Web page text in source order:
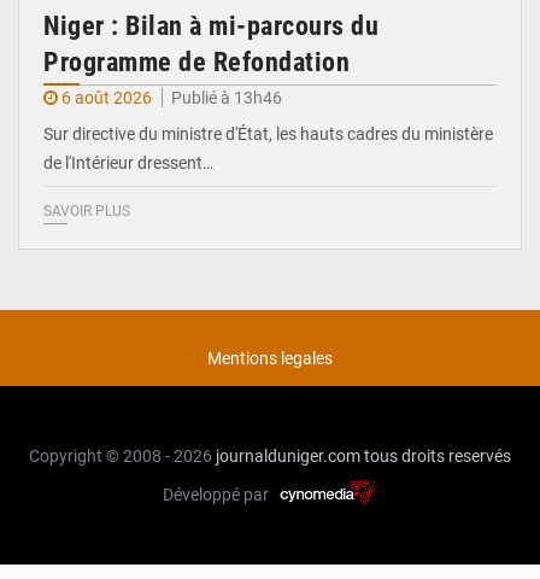
Niger : Bilan à mi-parcours du
Programme de Refondation
6 août 2026
Publié à 13h46
Sur directive du ministre d'État, les hauts cadres du ministère
de l'Intérieur dressent…
SAVOIR PLUS
Mentions legales
Copyright © 2008 - 2026 journalduniger.comtous droits reservés
Développé par